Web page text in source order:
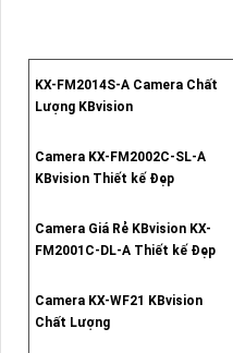
KX-FM2014S-A Camera Chất
Lượng KBvision
Camera KX-FM2002C-SL-A
KBvision Thiết kế Đẹp
Camera Giá Rẻ KBvision KX-
FM2001C-DL-A Thiết kế Đẹp
Camera KX-WF21 KBvision
Chất Lượng